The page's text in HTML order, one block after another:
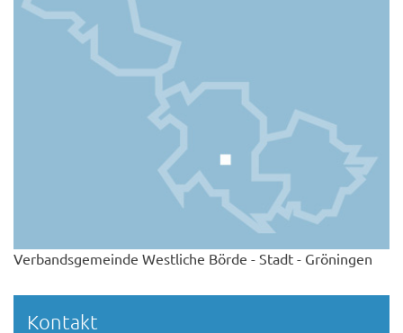
Verbandsgemeinde Westliche Börde - Stadt - Gröningen
Kontakt